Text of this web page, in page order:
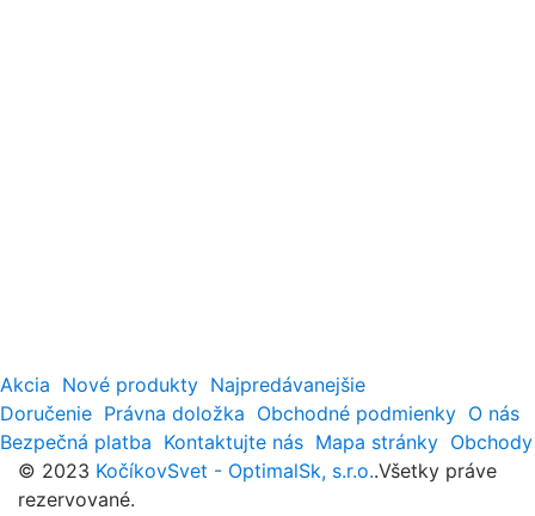
Akcia Nové produkty Najpredávanejšie
Doručenie Právna doložka Obchodné podmienky O nás
Bezpečná platba Kontaktujte nás Mapa stránky Obchody
© 2023 KočíkovSvet - OptimalSk, s.r.o..Všetky práve
rezervované.